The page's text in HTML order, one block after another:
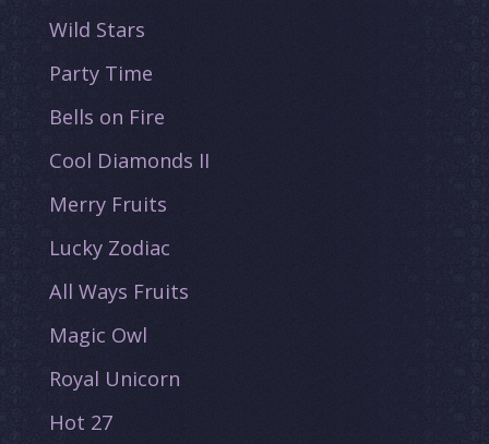
Wild Stars
Party Time
Bells on Fire
Cool Diamonds II
Merry Fruits
Lucky Zodiac
All Ways Fruits
Magic Owl
Royal Unicorn
Hot 27